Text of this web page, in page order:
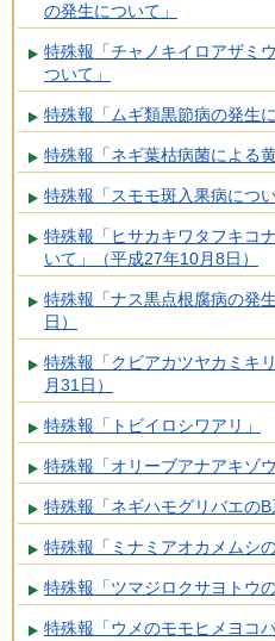
の発生について」
特殊報「チャノキイロアザミ
ついて」
特殊報「ムギ類黒節病の発生に
特殊報「ネギ葉枯病菌による
特殊報「スモモ斑入果病につい
特殊報「ヒサカキワタフキコ
いて」（平成27年10月8日）
特殊報「ナス黒点根腐病の発
日）
特殊報「クビアカツヤカミキ
月31日）
特殊報「トビイロシワアリ」
特殊報「オリーブアナアキゾウ
特殊報「ネギハモグリバエのB
特殊報「ミナミアオカメムシ
特殊報「ツマジロクサヨトウ
特殊報「ウメのモモヒメヨコ